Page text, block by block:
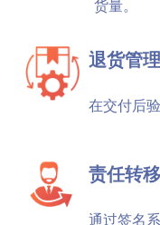
货量。
退货管
在交付后
责任转移
通过签名